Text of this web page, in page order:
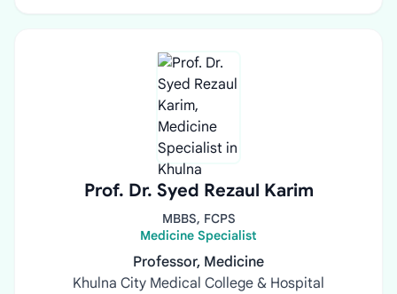
Prof. Dr. Syed Rezaul Karim
MBBS, FCPS
Medicine Specialist
Professor, Medicine
Khulna City Medical College & Hospital